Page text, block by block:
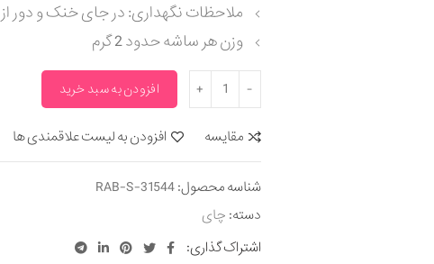
ملاحظات نگهداری: در جای خنک و دور
وزن هر ساشه حدود 2 گرم
چای سیاه با طعم دارچین 15 عددی عددافزودن به سبد خرید
مقایسه افزودن به لیست علاقمندی ها
شناسه محصول:31544-RAB-S
دسته: چای
اشتراک گذاری